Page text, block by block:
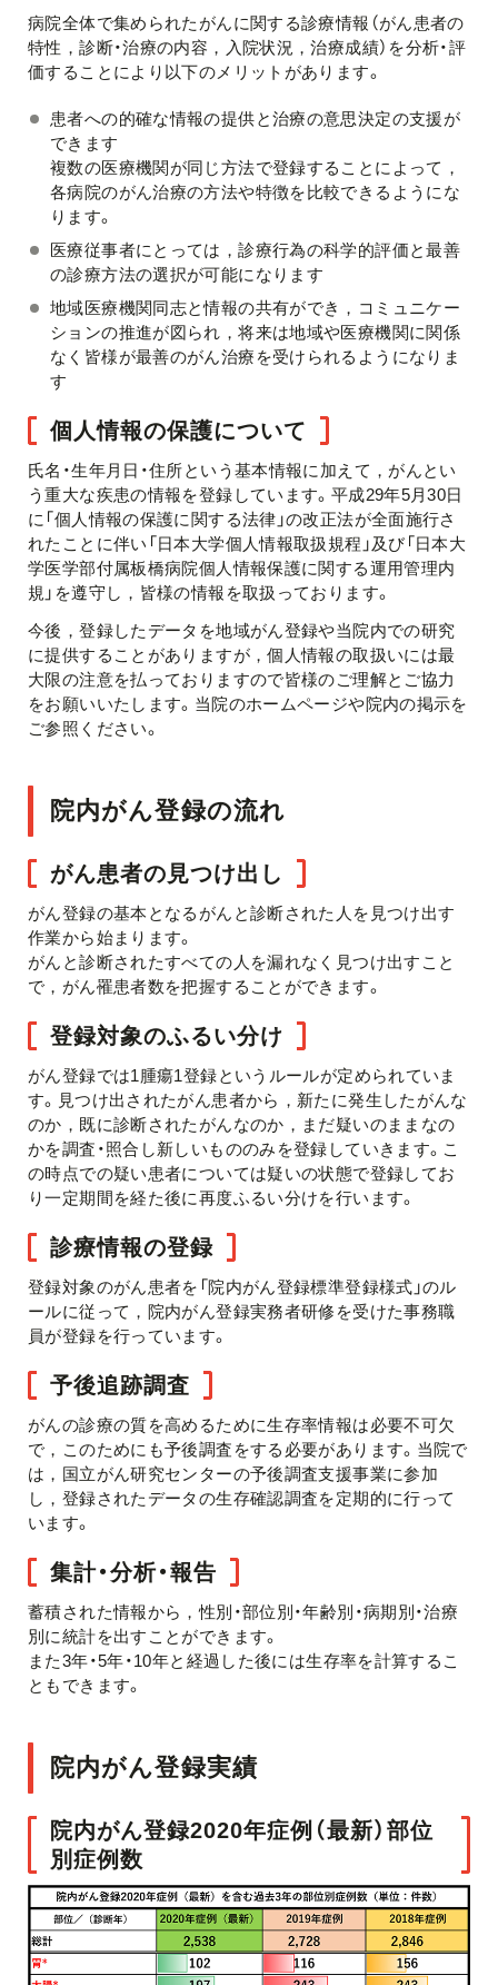
病院全体で集められたがんに関する診療情報（がん患者の
特性，診断・治療の内容，入院状況，治療成績）を分析・評
価することにより以下のメリットがあります。
患者への的確な情報の提供と治療の意思決定の支援が
できます
複数の医療機関が同じ方法で登録することによって，
各病院のがん治療の方法や特徴を比較できるようにな
ります。
医療従事者にとっては，診療行為の科学的評価と最善
の診療方法の選択が可能になります
地域医療機関同志と情報の共有ができ，コミュニケー
ションの推進が図られ，将来は地域や医療機関に関係
なく皆様が最善のがん治療を受けられるようになりま
す
個人情報の保護について
氏名・生年月日・住所という基本情報に加えて，がんとい
う重大な疾患の情報を登録しています。平成29年5月30日
に「個人情報の保護に関する法律」の改正法が全面施行さ
れたことに伴い「日本大学個人情報取扱規程」及び「日本大
学医学部付属板橋病院個人情報保護に関する運用管理内
規」を遵守し，皆様の情報を取扱っております。
今後，登録したデータを地域がん登録や当院内での研究
に提供することがありますが，個人情報の取扱いには最
大限の注意を払っておりますので皆様のご理解とご協力
をお願いいたします。当院のホームページや院内の掲示を
ご参照ください。
院内がん登録の流れ
がん患者の見つけ出し
がん登録の基本となるがんと診断された人を見つけ出す
作業から始まります。
がんと診断されたすべての人を漏れなく見つけ出すこと
で，がん罹患者数を把握することができます。
登録対象のふるい分け
がん登録では1腫瘍1登録というルールが定められていま
す。見つけ出されたがん患者から，新たに発生したがんな
のか，既に診断されたがんなのか，まだ疑いのままなの
かを調査・照合し新しいもののみを登録していきます。こ
の時点での疑い患者については疑いの状態で登録してお
り一定期間を経た後に再度ふるい分けを行います。
診療情報の登録
登録対象のがん患者を「院内がん登録標準登録様式」のル
ールに従って，院内がん登録実務者研修を受けた事務職
員が登録を行っています。
予後追跡調査
がんの診療の質を高めるために生存率情報は必要不可欠
で，このためにも予後調査をする必要があります。当院で
は，国立がん研究センターの予後調査支援事業に参加
し，登録されたデータの生存確認調査を定期的に行って
います。
集計・分析・報告
蓄積された情報から，性別・部位別・年齢別・病期別・治療
別に統計を出すことができます。
また3年・5年・10年と経過した後には生存率を計算するこ
ともできます。
院内がん登録実績
院内がん登録2020年症例（最新）部位
別症例数